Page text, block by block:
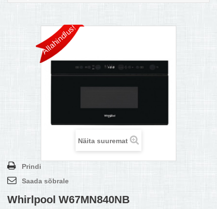
KONTAKTID JA REKVISIIDID
BOONUSPROGRAMM
Allahindlus!
Näita suuremat
Prindi
Saada sõbrale
Whirlpool W67MN840NB